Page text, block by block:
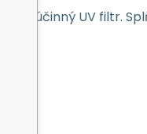
účinný UV filtr.